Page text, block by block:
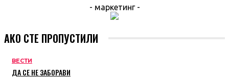
- маркетинг -
АКО СТЕ ПРОПУСТИЛИ
ВЕСТИ
ДА СЕ НЕ ЗАБОРАВИ